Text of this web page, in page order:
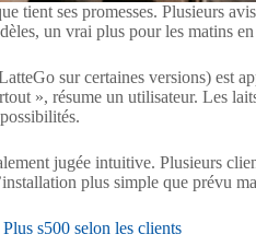
tient ses promesses. Plusieurs
un vrai plus pour les matins
sur certaines versions) est
», résume un utilisateur. Les
jugée intuitive. Plusieurs
plus simple que prévu
s500 selon les clients